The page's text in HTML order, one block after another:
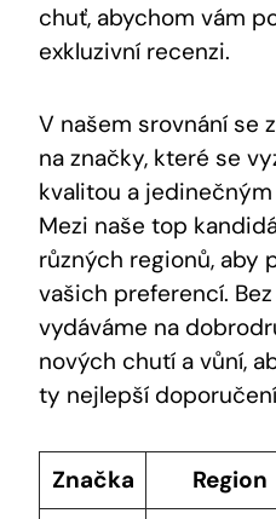
chuť, abychom vám
exkluzivní recenzi.
V našem srovnání se
na značky, které se
kvalitou a
Mezi naše top
různých regionů, aby
vašich preferencí.
vydáváme na
nových chutí a vůní,
ty nejlepší
Značka Region